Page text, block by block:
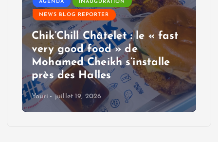
AGENDA INAUGURATION
NEWS BLOG REPORTER
Chik’Chill Châtelet : le « fast
very good food » de
Mohamed Cheikh s’installe
près des Halles
Youri juillet 19, 2026